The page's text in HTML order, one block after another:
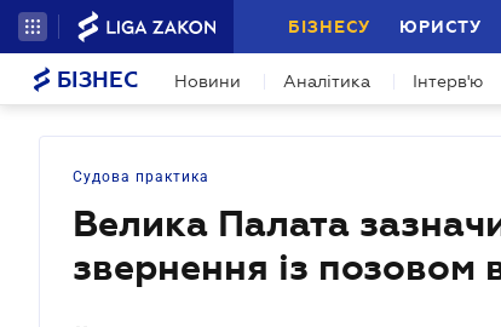
БІЗНЕСУ ЮРИСТУ
БІЗНЕС Новини Аналітика Інтерв'ю
Судова практика
Велика Палата
звернення із позовом